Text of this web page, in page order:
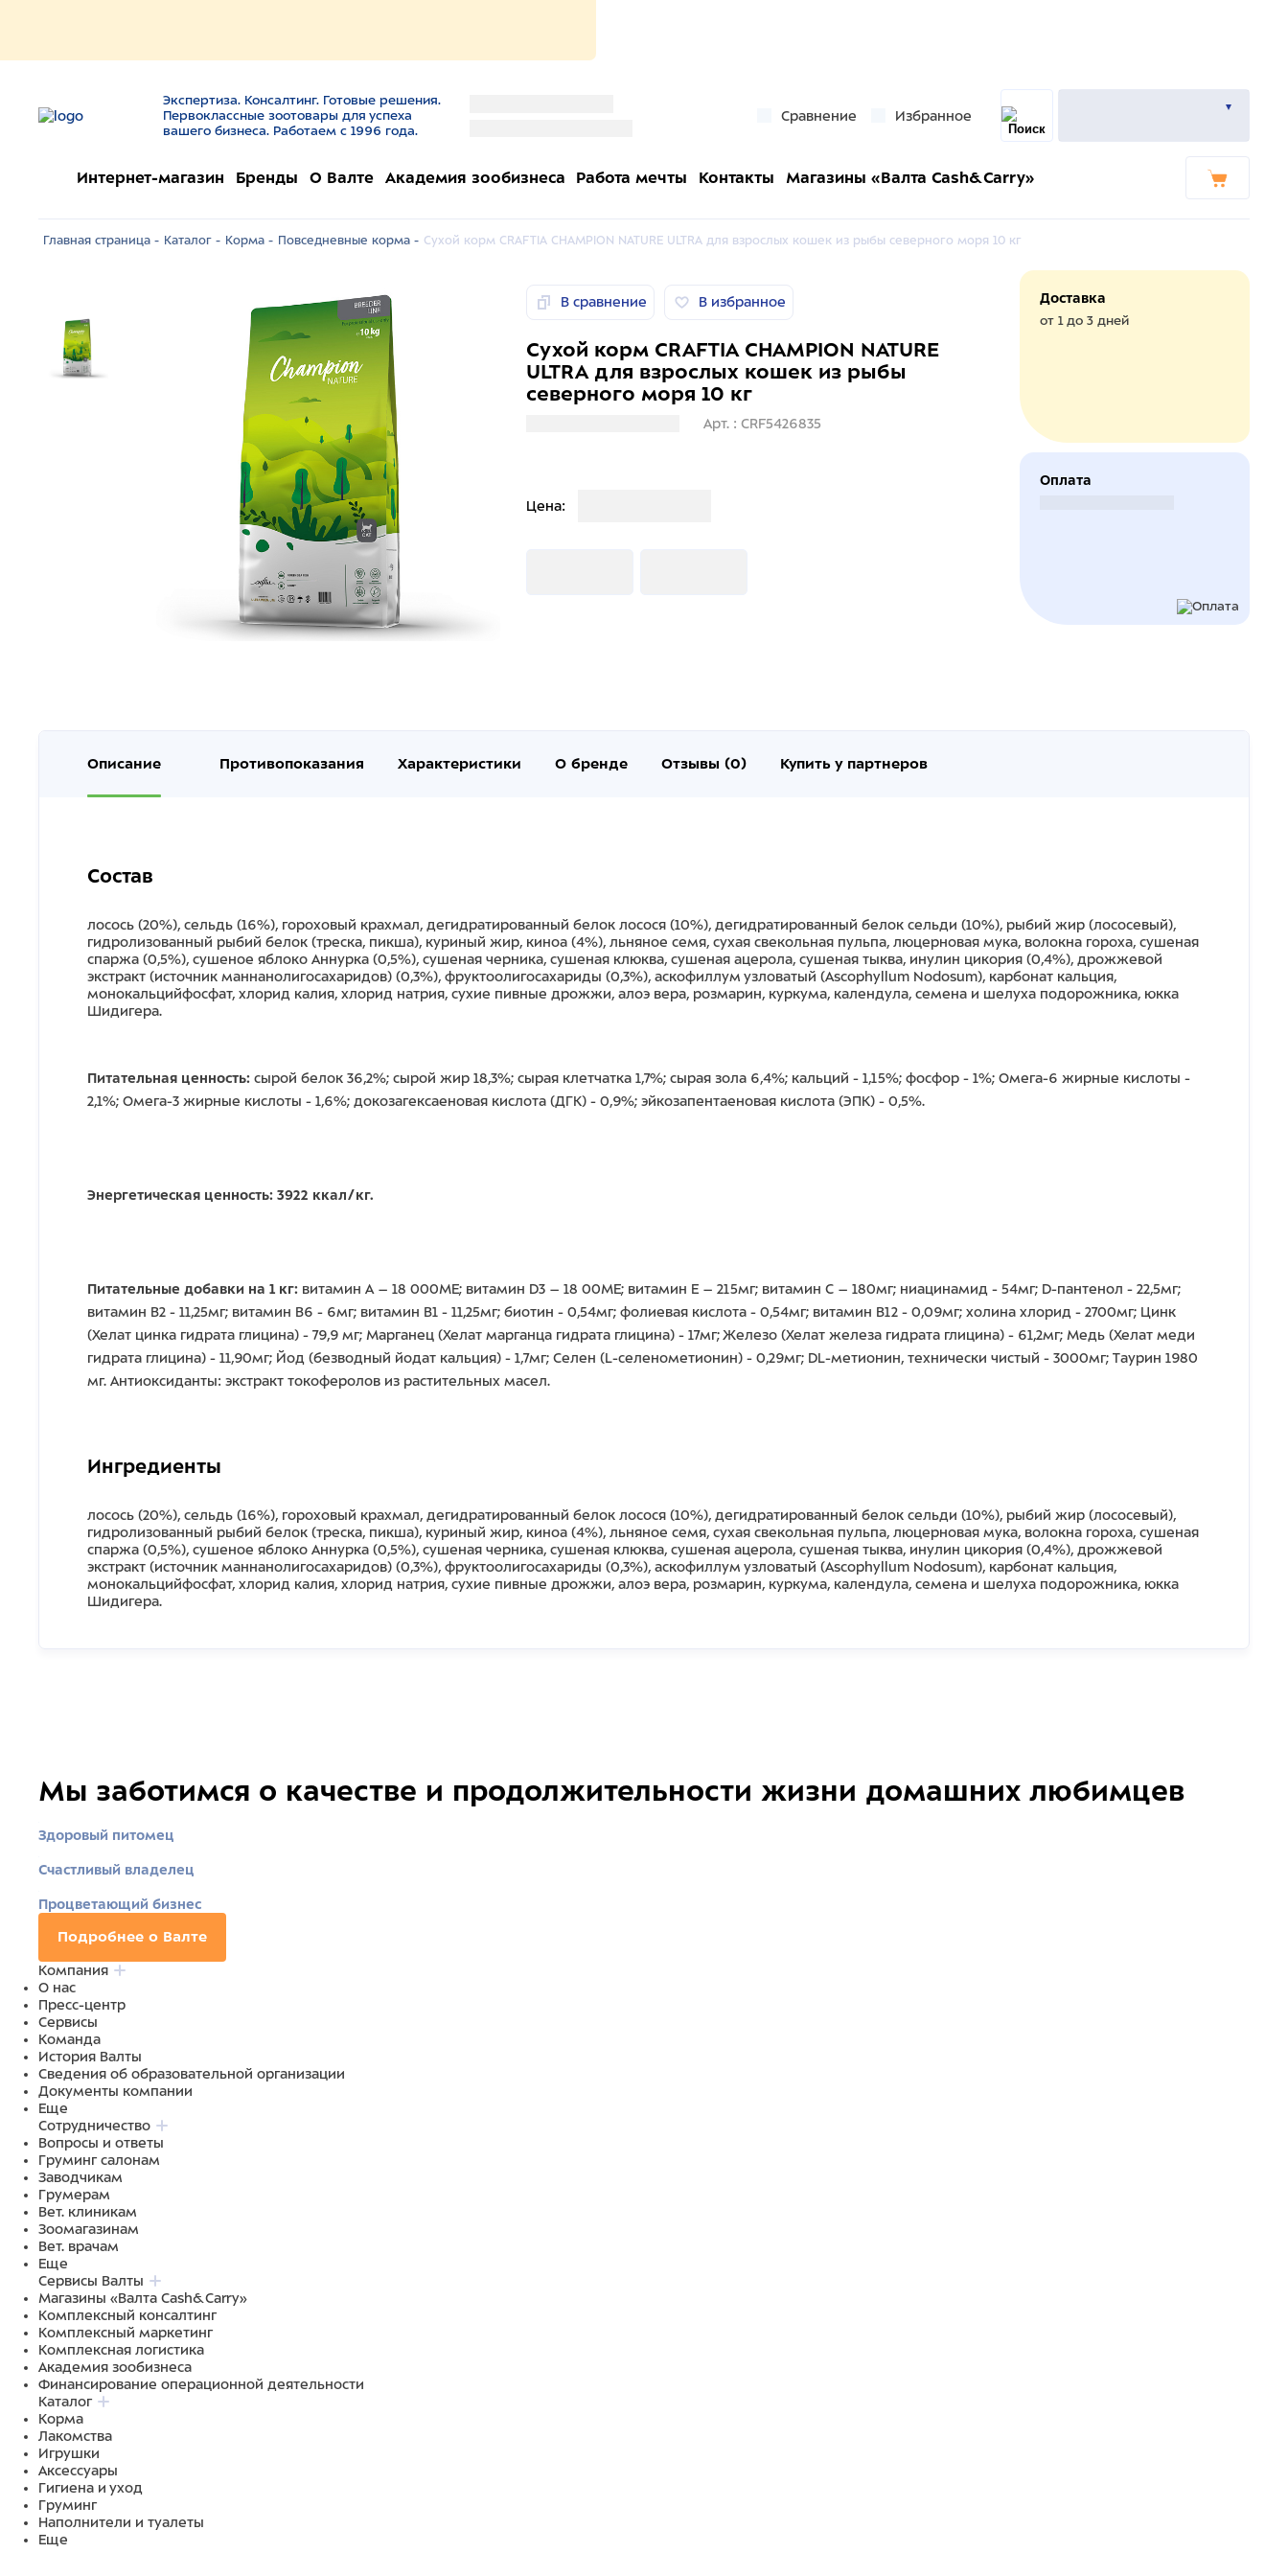
Экспертиза. Консалтинг. Готовые решения.
Первоклассные зоотовары для успеха
вашего бизнеса. Работаем с 1996 года.
Сравнение Избранное
Интернет-магазин Бренды О Валте Академия зообизнеса Работа мечты Контакты Магазины «Валта Cash&Carry»
Главная страница - Каталог - Корма - Повседневные корма - Сухой корм CRAFTIA CHAMPION NATURE ULTRA для взрослых кошек из рыбы северного моря 10 кг
В сравнение В избранное
Сухой корм CRAFTIA CHAMPION NATURE
ULTRA для взрослых кошек из рыбы
северного моря 10 кг
Арт. : CRF5426835
Цена:
Доставка
от 1 до 3 дней
Оплата
Описание Противопоказания Характеристики О бренде Отзывы (0) Купить у партнеров
Состав
лосось (20%), сельдь (16%), гороховый крахмал, дегидратированный белок лосося (10%), дегидратированный белок сельди (10%), рыбий жир (лососевый),
гидролизованный рыбий белок (треска, пикша), куриный жир, киноа (4%), льняное семя, сухая свекольная пульпа, люцерновая мука, волокна гороха, сушеная
спаржа (0,5%), сушеное яблоко Аннурка (0,5%), сушеная черника, сушеная клюква, сушеная ацерола, сушеная тыква, инулин цикория (0,4%), дрожжевой
экстракт (источник маннанолигосахаридов) (0,3%), фруктоолигосахариды (0,3%), аскофиллум узловатый (Ascophyllum Nodosum), карбонат кальция,
монокальцийфосфат, хлорид калия, хлорид натрия, сухие пивные дрожжи, алоэ вера, розмарин, куркума, календула, семена и шелуха подорожника, юкка
Шидигера.
Питательная ценность: сырой белок 36,2%; сырой жир 18,3%; сырая клетчатка 1,7%; сырая зола 6,4%; кальций - 1,15%; фосфор - 1%; Омега-6 жирные кислоты -
2,1%; Омега-3 жирные кислоты - 1,6%; докозагексаеновая кислота (ДГК) - 0,9%; эйкозапентаеновая кислота (ЭПК) - 0,5%.
Энергетическая ценность: 3922 ккал/кг.
Питательные добавки на 1 кг: витамин А – 18 000ME; витамин D3 – 18 00ME; витамин Е – 215мг; витамин С – 180мг; ниацинамид - 54мг; D-пантенол - 22,5мг;
витамин B2 - 11,25мг; витамин B6 - 6мг; витамин B1 - 11,25мг; биотин - 0,54мг; фолиевая кислота - 0,54мг; витамин B12 - 0,09мг; холина хлорид - 2700мг; Цинк
(Хелат цинка гидрата глицина) - 79,9 мг; Марганец (Хелат марганца гидрата глицина) - 17мг; Железо (Хелат железа гидрата глицина) - 61,2мг; Медь (Хелат меди
гидрата глицина) - 11,90мг; Йод (безводный йодат кальция) - 1,7мг; Cелен (L-селенометионин) - 0,29мг; DL-метионин, технически чистый - 3000мг; Tаурин 1980
мг. Антиоксиданты: экстракт токоферолов из растительных масел.
Ингредиенты
лосось (20%), сельдь (16%), гороховый крахмал, дегидратированный белок лосося (10%), дегидратированный белок сельди (10%), рыбий жир (лососевый),
гидролизованный рыбий белок (треска, пикша), куриный жир, киноа (4%), льняное семя, сухая свекольная пульпа, люцерновая мука, волокна гороха, сушеная
спаржа (0,5%), сушеное яблоко Аннурка (0,5%), сушеная черника, сушеная клюква, сушеная ацерола, сушеная тыква, инулин цикория (0,4%), дрожжевой
экстракт (источник маннанолигосахаридов) (0,3%), фруктоолигосахариды (0,3%), аскофиллум узловатый (Ascophyllum Nodosum), карбонат кальция,
монокальцийфосфат, хлорид калия, хлорид натрия, сухие пивные дрожжи, алоэ вера, розмарин, куркума, календула, семена и шелуха подорожника, юкка
Шидигера.
Мы заботимся о качестве и продолжительности жизни домашних любимцев
Здоровый питомец
Счастливый владелец
Процветающий бизнес
Подробнее о Валте
Компания
О нас
Пресс-центр
Сервисы
Команда
История Валты
Сведения об образовательной организации
Документы компании
Еще
Сотрудничество
Вопросы и ответы
Груминг салонам
Заводчикам
Грумерам
Вет. клиникам
Зоомагазинам
Вет. врачам
Еще
Сервисы Валты
Магазины «Валта Cash&Carry»
Комплексный консалтинг
Комплексный маркетинг
Комплексная логистика
Академия зообизнеса
Финансирование операционной деятельности
Каталог
Корма
Лакомства
Игрушки
Аксессуары
Гигиена и уход
Груминг
Наполнители и туалеты
Еще